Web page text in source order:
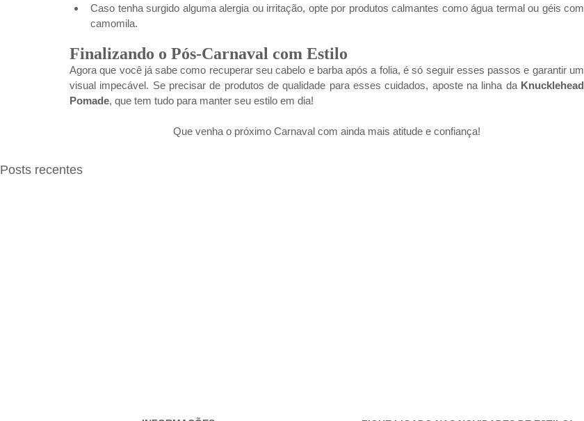
Caso tenha surgido alguma alergia ou irritação, opte por produtos calmantes como água termal ou géis com
camomila.
Finalizando o Pós-Carnaval com Estilo
Agora que você já sabe como recuperar seu cabelo e barba após a folia, é só seguir esses passos e garantir um
visual impecável. Se precisar de produtos de qualidade para esses cuidados, aposte na linha da Knucklehead
Pomade, que tem tudo para manter seu estilo em dia!
Que venha o próximo Carnaval com ainda mais atitude e confiança!
Posts recentes